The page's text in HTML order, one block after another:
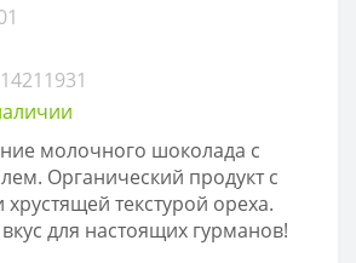
молочного шоколада с
Органический продукт с
текстурой ореха.
для настоящих гурманов!